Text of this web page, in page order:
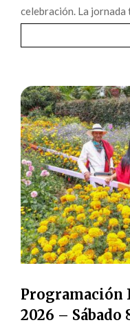
celebración. La jornada
Programación
2026 – Sábado